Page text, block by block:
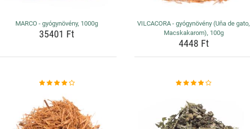
MARCO - gyógynövény, 1000g
35401 Ft
VILCACORA - gyógynövény (Uňa de gato,
Macskakarom), 100g
4448 Ft